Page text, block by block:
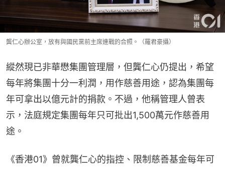
龔仁心辦公室，放有與國民黨前主席連戰的合照。（羅君豪攝）
縱然現已非華懋集團管理層，但龔仁心仍提出，希望
每年將集團十分一利潤，用作慈善用途，認為集團每
年可拿出以億元計的捐款。不過，他稱管理人曾表
示，法庭規定集團每年只可批出1,500萬元作慈善用
途。
《香港01》曾就龔仁心的指控、限制慈善基金每年可